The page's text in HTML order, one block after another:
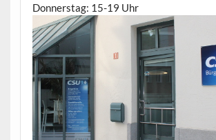
Donnerstag: 15-19 Uhr